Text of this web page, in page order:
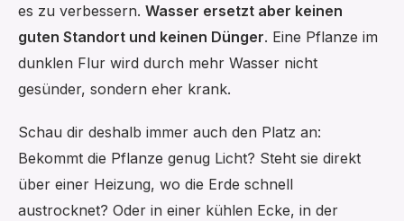
es zu verbessern. Wasser ersetzt aber keinen
guten Standort und keinen Dünger. Eine Pflanze im
dunklen Flur wird durch mehr Wasser nicht
gesünder, sondern eher krank.
Schau dir deshalb immer auch den Platz an:
Bekommt die Pflanze genug Licht? Steht sie direkt
über einer Heizung, wo die Erde schnell
austrocknet? Oder in einer kühlen Ecke, in der